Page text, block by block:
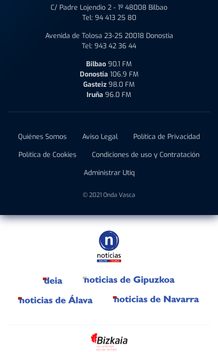
C/ Padre Lojendio 2 - 1º 48008 Bilbao
Tel: 94 413 25 80
Avenida de Tolosa 23-25 20018 Donostia
Tel: 943 42 36 44
Bilbao 90.1 FM
Donostia 106.9 FM
Gasteiz 98.0 FM
Iruña 96.0 FM
Quiénes Somos Aviso Legal
Política de Privacidad
Política de Cookies
Condiciones de uso y Contratación
Administrar Utiq
© 2021 Onda Vasca